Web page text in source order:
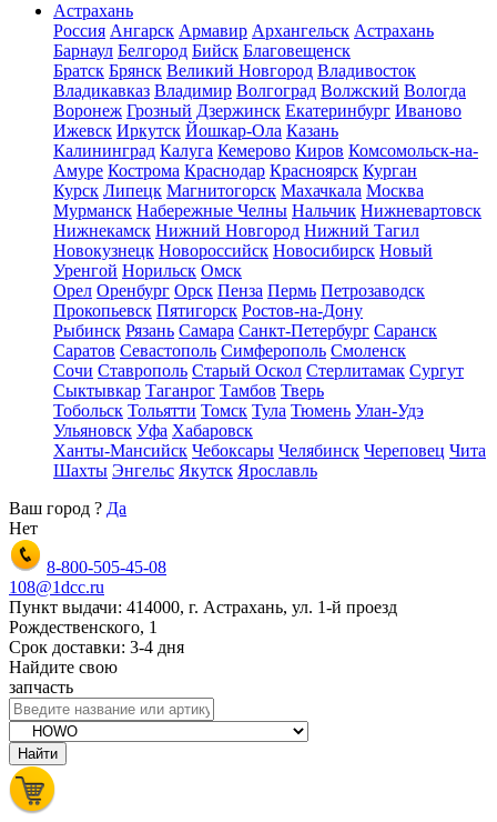
Астрахань
Россия Ангарск Армавир Архангельск Астрахань
Барнаул Белгород Бийск Благовещенск
Братск Брянск Великий Новгород Владивосток
Владикавказ Владимир Волгоград Волжский Вологда
Воронеж Грозный Дзержинск Екатеринбург Иваново
Ижевск Иркутск Йошкар-Ола Казань
Калининград Калуга Кемерово Киров Комсомольск-на-
Амуре Кострома Краснодар Красноярск Курган
Курск Липецк Магнитогорск Махачкала Москва
Мурманск Набережные Челны Нальчик Нижневартовск
Нижнекамск Нижний Новгород Нижний Тагил
Новокузнецк Новороссийск Новосибирск Новый
Уренгой Норильск Омск
Орел Оренбург Орск Пенза Пермь Петрозаводск
Прокопьевск Пятигорск Ростов-на-Дону
Рыбинск Рязань Самара Санкт-Петербург Саранск
Саратов Севастополь Симферополь Смоленск
Сочи Ставрополь Старый Оскол Стерлитамак Сургут
Сыктывкар Таганрог Тамбов Тверь
Тобольск Тольятти Томск Тула Тюмень Улан-Удэ
Ульяновск Уфа Хабаровск
Ханты-Мансийск Чебоксары Челябинск Череповец Чита
Шахты Энгельс Якутск Ярославль
Ваш город ? Да
Нет
8-800-505-45-08
108@1dcc.ru
Пункт выдачи: 414000, г. Астрахань, ул. 1-й проезд
Рождественского, 1
Срок доставки: 3-4 дня
Найдите свою
запчасть